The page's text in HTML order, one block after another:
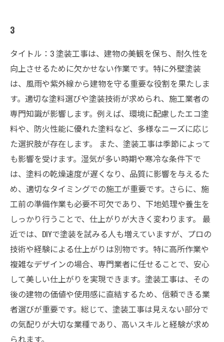
3
タイトル：3 塗装工事は、建物の美観を保ち、耐久性を
向上させるために欠かせない作業です。特に外壁塗装
は、風雨や紫外線から建物を守る重要な役割を果たしま
す。適切な塗料選びや塗装技術が求められ、施工業者の
専門知識が影響します。例えば、環境に配慮したエコ塗
料や、防火性能に優れた塗料など、多様なニーズに応じ
た選択肢が存在します。 また、塗装工事は季節によって
も影響を受けます。湿気が多い時期や寒冷な条件下で
は、塗料の乾燥速度が遅くなり、品質に影響を与えるた
め、適切なタイミングでの施工が重要です。さらに、施
工前の準備作業も必要不可欠であり、下地処理や養生を
しっかり行うことで、仕上がりが大きく変わります。 最
近では、DIYで塗装を試みる人も増えていますが、プロの
技術や経験による仕上がりは別物です。特に高所作業や
複雑なデザインの場合、専門業者に任せることで、安心
して美しい仕上がりを実現できます。塗装工事は、その
後の建物の価値や使用感に直結するため、信頼できる業
者選びが重要です。総じて、塗装工事は見えない部分で
の気配りが大切な業種であり、高いスキルと経験が求め
られます。